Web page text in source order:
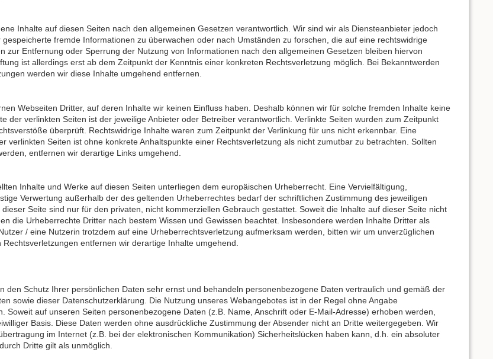
Inhalte auf diesen Seiten nach den allgemeinen Gesetzen verantwortlich. Wir sind wir als Diensteanbieter jedoch
fremde Informationen zu überwachen oder nach Umständen zu forschen, die auf eine rechtswidrige
zur Entfernung oder Sperrung der Nutzung von Informationen nach den allgemeinen Gesetzen bleiben hiervon
ist allerdings erst ab dem Zeitpunkt der Kenntnis einer konkreten Rechtsverletzung möglich. Bei Bekanntwerden
werden wir diese Inhalte umgehend entfernen.
Webseiten Dritter, auf deren Inhalte wir keinen Einfluss haben. Deshalb können wir für solche fremden Inhalte keine
der verlinkten Seiten ist der jeweilige Anbieter oder Betreiber verantwortlich. Verlinkte Seiten wurden zum Zeitpunkt
überprüft. Rechtswidrige Inhalte waren zum Zeitpunkt der Verlinkung für uns nicht erkennbar. Eine
verlinkten Seiten ist ohne konkrete Anhaltspunkte einer Rechtsverletzung als nicht zumutbar zu betrachten. Sollten
entfernen wir derartige Links umgehend.
Inhalte und Werke auf diesen Seiten unterliegen dem europäischen Urheberrecht. Eine Vervielfältigung,
Verwertung außerhalb der des geltenden Urheberrechtes bedarf der schriftlichen Zustimmung des jeweiligen
Seite sind nur für den privaten, nicht kommerziellen Gebrauch gestattet. Soweit die Inhalte auf dieser Seite nicht
die Urheberrechte Dritter nach bestem Wissen und Gewissen beachtet. Insbesondere werden Inhalte Dritter als
/ eine Nutzerin trotzdem auf eine Urheberrechtsverletzung aufmerksam werden, bitten wir um unverzüglichen
entfernen wir derartige Inhalte umgehend.
den Schutz Ihrer persönlichen Daten sehr ernst und behandeln personenbezogene Daten vertraulich und gemäß der
sowie dieser Datenschutzerklärung. Die Nutzung unseres Webangebotes ist in der Regel ohne Angabe
Soweit auf unseren Seiten personenbezogene Daten (z.B. Name, Anschrift oder E-Mail-Adresse) erhoben werden,
Basis. Diese Daten werden ohne ausdrückliche Zustimmung der Absender nicht an Dritte weitergegeben. Wir
im Internet (z.B. bei der elektronischen Kommunikation) Sicherheitslücken haben kann, d.h. ein absoluter
Dritte gilt als unmöglich.